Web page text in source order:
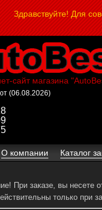
Здравствуйте! Для
сайт магазина
(06.08.2026)
О компании Каталог
При заказе, вы несете
только при